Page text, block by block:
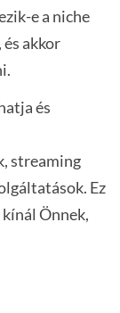
e a niche
akkor
és
streaming
Ez
Önnek,